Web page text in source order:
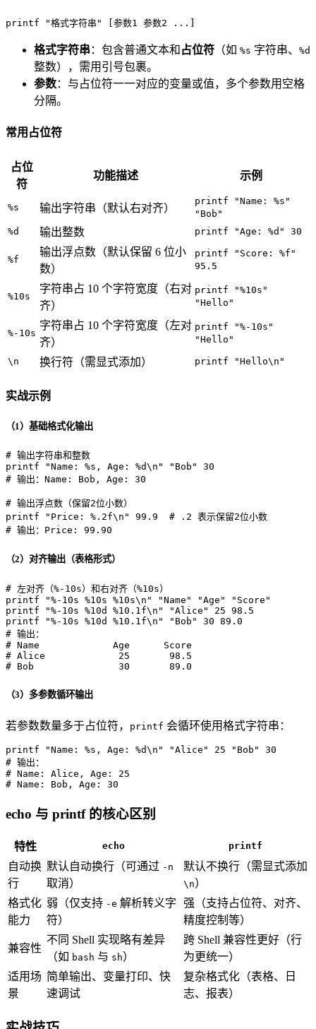
printf "格式字符串" [参数1 参数2 ...]
格式字符串 ：包含普通文本和 占位符 （如 %s 字符串、 %d
整数），需用引号包裹。
参数：与占位符一一对应的变量或值，多个参数用空格
分隔。
常用占位符
占位
符
功能描述 示例
%s 输出字符串（默认右对齐）
printf "Name: %s"
"Bob"
%d
输出整数 printf "Age: %d" 30
%f
输出浮点数（默认保留 6 位小
数）
printf "Score: %f"
95.5
%10s
字符串占 10 个字符宽度（右对
齐）
printf "%10s"
"Hello"
%-10s
字符串占 10 个字符宽度（左对
齐）
printf "%-10s"
"Hello"
\n 换行符（需显式添加） printf "Hello\n"
实战示例
（1）基础格式化输出
# 输出字符串和整数
printf
"Name: %s, Age: %d\n" "Bob"
# 输出：Name: Bob, Age: 30
# 输出浮点数（保留2位小数）
printf
"Price: %.2f\n" 99.9 # .2 表示保留2位小数
# 输出：Price: 99.90
（2）对齐输出（表格形式）
# 左对齐（%-10s）和右对齐（%10s）
printf
"%-10s %10s %10s\n" "Name" "Age"
"Score"
printf
"%-10s %10d %10.1f\n" "Alice"
printf
"%-10s %10d %10.1f\n" "Bob"
# 输出：
# Name             Age      Score
# Alice             25       98.5
# Bob               30       89.0
（3）多参数循环输出
若参数数量多于占位符， printf 会循环使用格式字符串：
printf "Name: %s, Age: %d\n" "Alice" 25 "Bob"
# 输出：
# Name: Alice, Age: 25
# Name: Bob, Age: 30
echo 与 printf 的核心区别
特性 echo printf
自动换
行
默认自动换行（可通过 -n
取消）
默认不换行（需显式添加
\n）
格式化
能力
弱（仅支持 -e 解析转义字
符）
强（支持占位符、对齐、
精度控制等）
兼容性
不同 Shell 实现略有差异
（如 bash 与 sh）
跨 Shell 兼容性更好（行
为更统一）
适用场
景
简单输出、变量打印、快
速调试
复杂格式化（表格、日
志、报表）